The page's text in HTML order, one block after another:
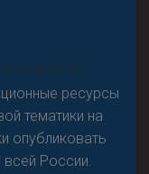
не
компаний,
ресурсы
тематики на
опубликовать
России.